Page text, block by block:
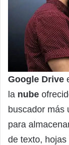
Google Drive
la nube
buscador más
para
de texto,